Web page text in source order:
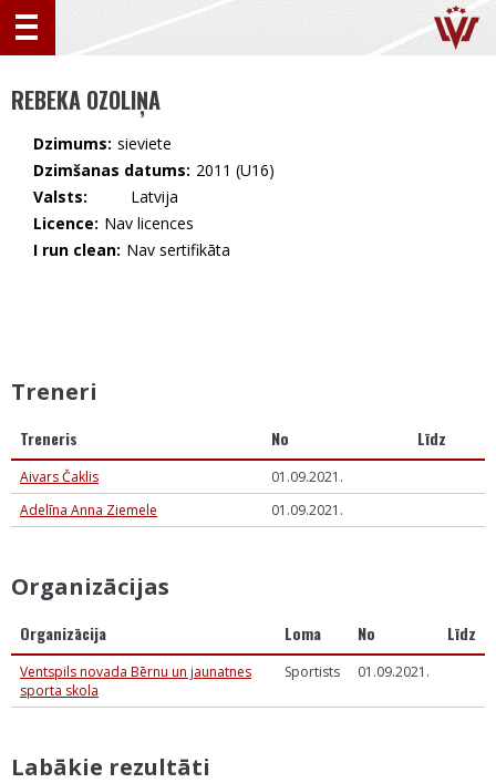
REBEKA OZOLIŅA
Dzimums: sieviete
Dzimšanas datums: 2011 (U16)
Valsts:
🇱🇻 Latvija
Licence: Nav licences
I run clean: Nav sertifikāta
Treneri
Treneris No Līdz
Aivars Čaklis
01.09.2021.
Adelīna Anna Ziemele
01.09.2021.
Organizācijas
Organizācija Loma No Līdz
Ventspils novada Bērnu un jaunatnes
sporta skola
Sportists 01.09.2021.
Labākie rezultāti